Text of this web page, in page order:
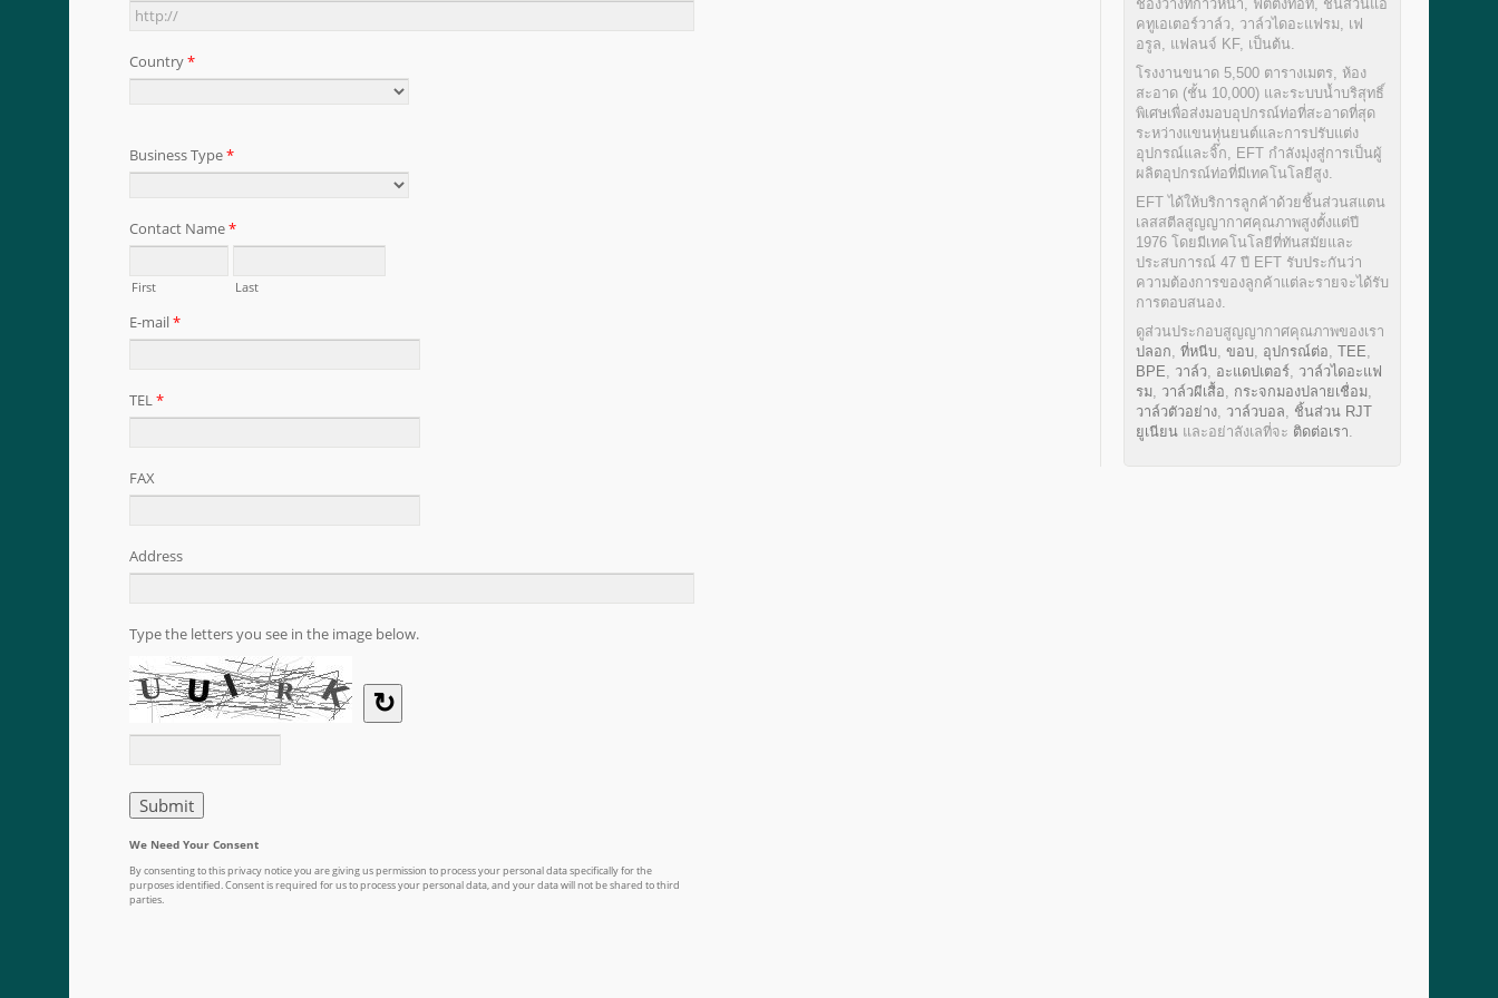
ช่องว่างที่ก้าวหน้า, ฟิตติ้งท่อที, ชิ้นส่วนแอ
คทูเอเตอร์วาล์ว, วาล์วไดอะแฟรม, เฟ
อรูล, แฟลนจ์ KF, เป็นต้น.
โรงงานขนาด 5,500 ตารางเมตร, ห้อง
สะอาด (ชั้น 10,000) และระบบน้ำบริสุทธิ์
พิเศษเพื่อส่งมอบอุปกรณ์ท่อที่สะอาดที่สุด
ระหว่างแขนหุ่นยนต์และการปรับแต่ง
อุปกรณ์และจิ๊ก, EFT กำลังมุ่งสู่การเป็นผู้
ผลิตอุปกรณ์ท่อที่มีเทคโนโลยีสูง.
EFT ได้ให้บริการลูกค้าด้วยชิ้นส่วนสแตน
เลสสตีลสูญญากาศคุณภาพสูงตั้งแต่ปี
1976 โดยมีเทคโนโลยีที่ทันสมัยและ
ประสบการณ์ 47 ปี EFT รับประกันว่า
ความต้องการของลูกค้าแต่ละรายจะได้รับ
การตอบสนอง.
ดูส่วนประกอบสูญญากาศคุณภาพของเรา
ปลอก, ที่หนีบ, ขอบ, อุปกรณ์ต่อ, TEE,
BPE, วาล์ว, อะแดปเตอร์, วาล์วไดอะแฟ
รม, วาล์วผีเสื้อ, กระจกมองปลายเชื่อม,
วาล์วตัวอย่าง, วาล์วบอล, ชิ้นส่วน RJT
ยูเนียน และอย่าลังเลที่จะ ติดต่อเรา.